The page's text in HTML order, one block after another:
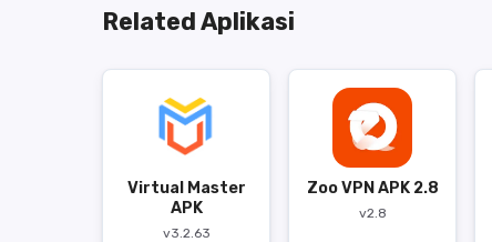
Related Aplikasi
Virtual Master
APK
v3.2.63
Zoo VPN APK 2.8
v2.8